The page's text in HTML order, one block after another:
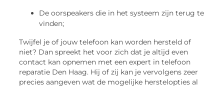
De oorspeakers die in het systeem zijn terug te
vinden;
Twijfel je of jouw telefoon kan worden hersteld of
niet? Dan spreekt het voor zich dat je altijd even
contact kan opnemen met een expert in telefoon
reparatie Den Haag. Hij of zij kan je vervolgens zeer
precies aangeven wat de mogelijke herstelopties al